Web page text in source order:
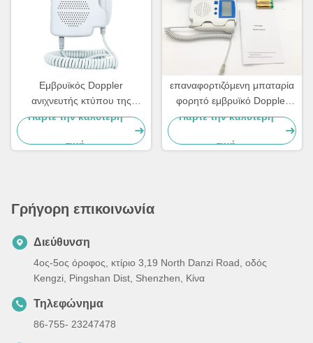
Εμβρυϊκός Doppler
ανιχνευτής κτύπου της
καρδιάς ABS DC3.7V 3MHz
Πάρτε την καλύτερη
τιμή
επαναφορτιζόμενη μπαταρία
φορητό εμβρυϊκό Doppler
ιατρικού εξοπλισμού 3MHz
Πάρτε την καλύτερη
τιμή
Γρήγορη επικοινωνία
Διεύθυνση
4ος-5ος όροφος, κτίριο 3,19 North Danzi Road, οδός
Kengzi, Pingshan Dist, Shenzhen, Κίνα
Τηλεφώνημα
86-755- 23247478